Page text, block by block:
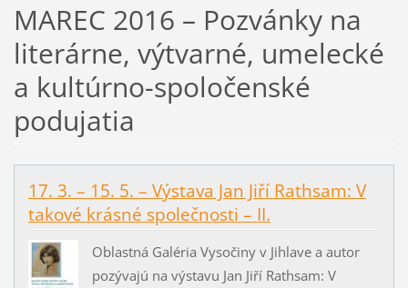
MAREC 2016 – Pozvánky na
literárne, výtvarné, umelecké
a kultúrno-spoločenské
podujatia
17. 3. – 15. 5. – Výstava Jan Jiří Rathsam: V
takové krásné společnosti – II.
Oblastná Galéria Vysočiny v Jihlave a autor
pozývajú na výstavu Jan Jiří Rathsam: V